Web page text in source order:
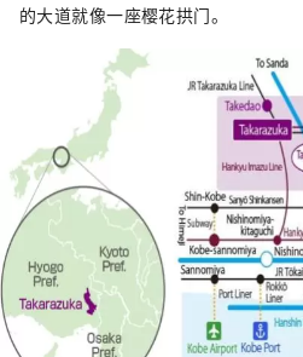
的大道就像一座樱花拱门。